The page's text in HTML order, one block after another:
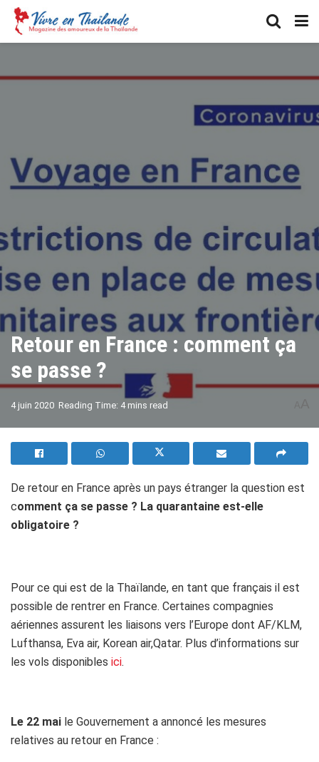
Retour en France : comment ça
se passe ?
4 juin 2020 Reading Time: 4 mins read
De retour en France après un pays étranger la question est
comment ça se passe ? La quarantaine est-elle
obligatoire ?
Pour ce qui est de la Thaïlande, en tant que français il est
possible de rentrer en France. Certaines compagnies
aériennes assurent les liaisons vers l’Europe dont AF/KLM,
Lufthansa, Eva air, Korean air,Qatar. Plus d’informations sur
les vols disponibles ici.
Le 22 mai le Gouvernement a annoncé les mesures
relatives au retour en France :